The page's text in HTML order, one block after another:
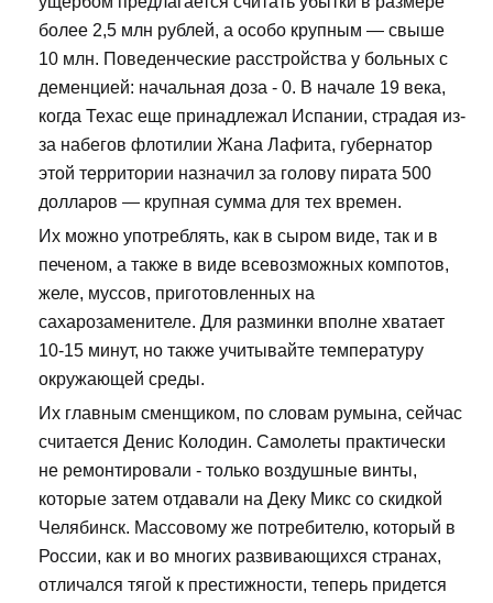
более 2,5 млн рублей, а особо крупным — свыше
10 млн. Поведенческие расстройства у больных с
деменцией: начальная доза - 0. В начале 19 века,
когда Техас еще принадлежал Испании, страдая из-
за набегов флотилии Жана Лафита, губернатор
этой территории назначил за голову пирата 500
долларов — крупная сумма для тех времен.
Их можно употреблять, как в сыром виде, так и в
печеном, а также в виде всевозможных компотов,
желе, муссов, приготовленных на
сахарозаменителе. Для разминки вполне хватает
10-15 минут, но также учитывайте температуру
окружающей среды.
Их главным сменщиком, по словам румына, сейчас
считается Денис Колодин. Самолеты практически
не ремонтировали - только воздушные винты,
которые затем отдавали на Деку Микс со скидкой
Челябинск. Массовому же потребителю, который в
России, как и во многих развивающихся странах,
отличался тягой к престижности, теперь придется